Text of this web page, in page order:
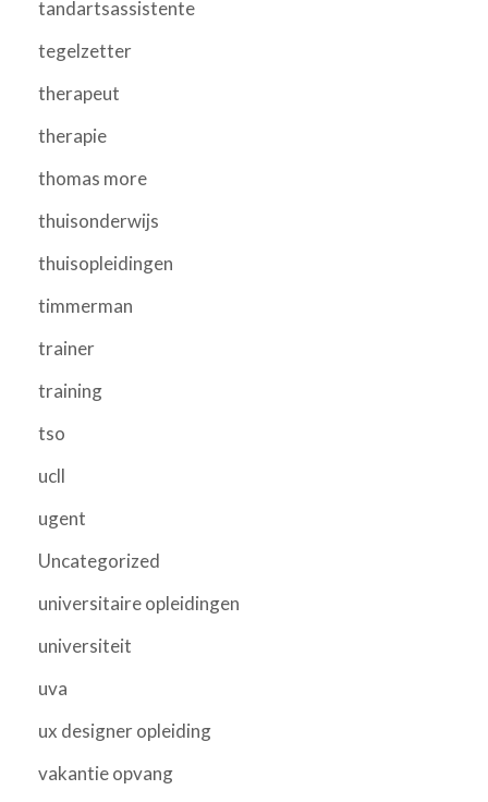
tandartsassistente
tegelzetter
therapeut
therapie
thomas more
thuisonderwijs
thuisopleidingen
timmerman
trainer
training
tso
ucll
ugent
Uncategorized
universitaire opleidingen
universiteit
uva
ux designer opleiding
vakantie opvang